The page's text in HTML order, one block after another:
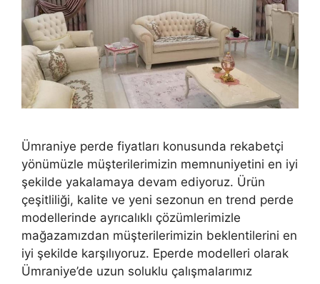
Ümraniye perde fiyatları konusunda rekabetçi
yönümüzle müşterilerimizin memnuniyetini en iyi
şekilde yakalamaya devam ediyoruz. Ürün
çeşitliliği, kalite ve yeni sezonun en trend perde
modellerinde ayrıcalıklı çözümlerimizle
mağazamızdan müşterilerimizin beklentilerini en
iyi şekilde karşılıyoruz. Eperde modelleri olarak
Ümraniye’de uzun soluklu çalışmalarımız